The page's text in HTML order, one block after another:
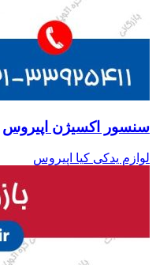
سنسور اکسیژن اپیروس
لوازم یدکی کیا اپیروس